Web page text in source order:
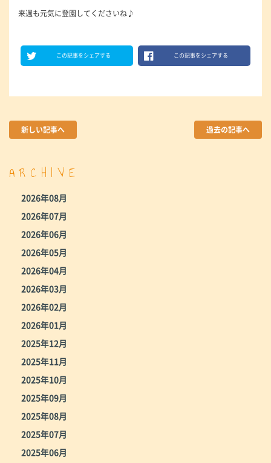
来週も元気に登園してくださいね♪
この記事をシェアする この記事をシェアする
新しい記事へ 過去の記事へ
ARCHIVE
2026年08月
2026年07月
2026年06月
2026年05月
2026年04月
2026年03月
2026年02月
2026年01月
2025年12月
2025年11月
2025年10月
2025年09月
2025年08月
2025年07月
2025年06月